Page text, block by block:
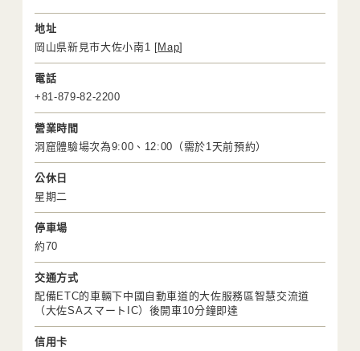
地址
岡山県新見市大佐小南1 [Map]
電話
+81-879-82-2200
營業時間
洞窟體驗場次為9:00、12:00（需於1天前預約）
公休日
星期二
停車場
約70
交通方式
配備ETC的車輛下中國自動車道的大佐服務區智慧交流道
（大佐SAスマートIC）後開車10分鐘即達
信用卡